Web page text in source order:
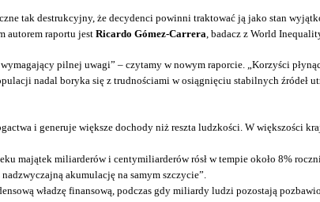
tak destrukcyjny, że decydenci powinni traktować ją jako stan
autorem raportu jest Ricardo Gómez-Carrera , badacz z World
pilnej uwagi” – czytamy w nowym raporcie. „Korzyści
nadal boryka się z trudnościami w osiągnięciu stabilnych źródeł
i generuje większe dochody niż reszta ludzkości. W większości
majątek miliarderów i centymiliarderów rósł w tempie około 8%
akumulację na samym szczycie”.
władzę finansową, podczas gdy miliardy ludzi pozostają